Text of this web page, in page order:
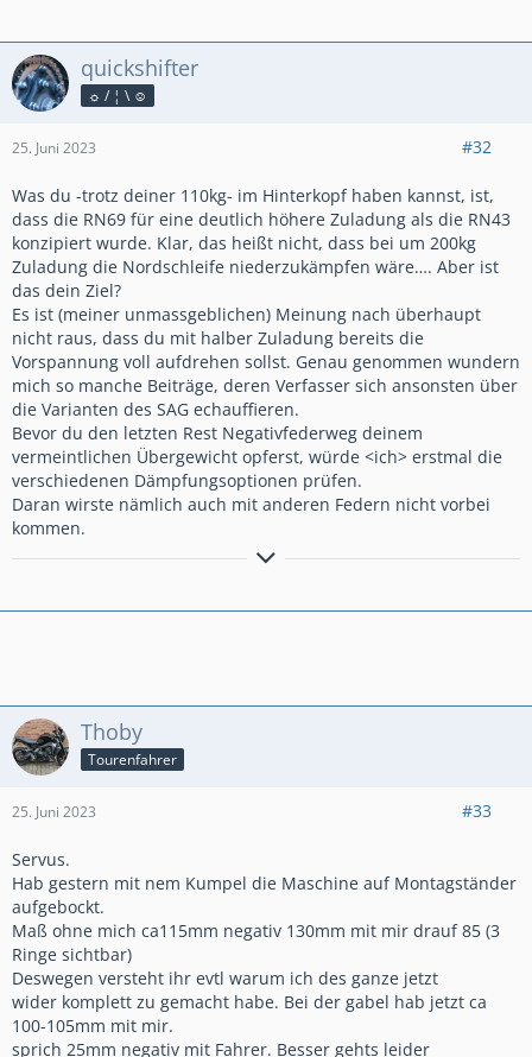
quickshifter
☼ / ¦ \ ☺
25. Juni 2023 #32
Was du -trotz deiner 110kg- im Hinterkopf haben kannst, ist,
dass die RN69 für eine deutlich höhere Zuladung als die RN43
konzipiert wurde. Klar, das heißt nicht, dass bei um 200kg
Zuladung die Nordschleife niederzukämpfen wäre…. Aber ist
das dein Ziel?
Es ist (meiner unmassgeblichen) Meinung nach überhaupt
nicht raus, dass du mit halber Zuladung bereits die
Vorspannung voll aufdrehen sollst. Genau genommen wundern
mich so manche Beiträge, deren Verfasser sich ansonsten über
die Varianten des SAG echauffieren.
Bevor du den letzten Rest Negativfederweg deinem
vermeintlichen Übergewicht opferst, würde <ich> erstmal die
verschiedenen Dämpfungsoptionen prüfen.
Daran wirste nämlich auch mit anderen Federn nicht vorbei
kommen.
Wg. Krach fahr ich aus der Haut: loud is out!
Thoby
Tourenfahrer
25. Juni 2023 #33
Servus.
Hab gestern mit nem Kumpel die Maschine auf Montagständer
aufgebockt.
Maß ohne mich ca115mm negativ 130mm mit mir drauf 85 (3
Ringe sichtbar)
Deswegen versteht ihr evtl warum ich des ganze jetzt
wider komplett zu gemacht habe. Bei der gabel hab jetzt ca
100-105mm mit mir.
sprich 25mm negativ mit Fahrer. Besser gehts leider